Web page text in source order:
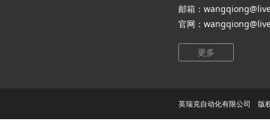
邮箱：
官网：
更多
英瑞克自动化有限公司